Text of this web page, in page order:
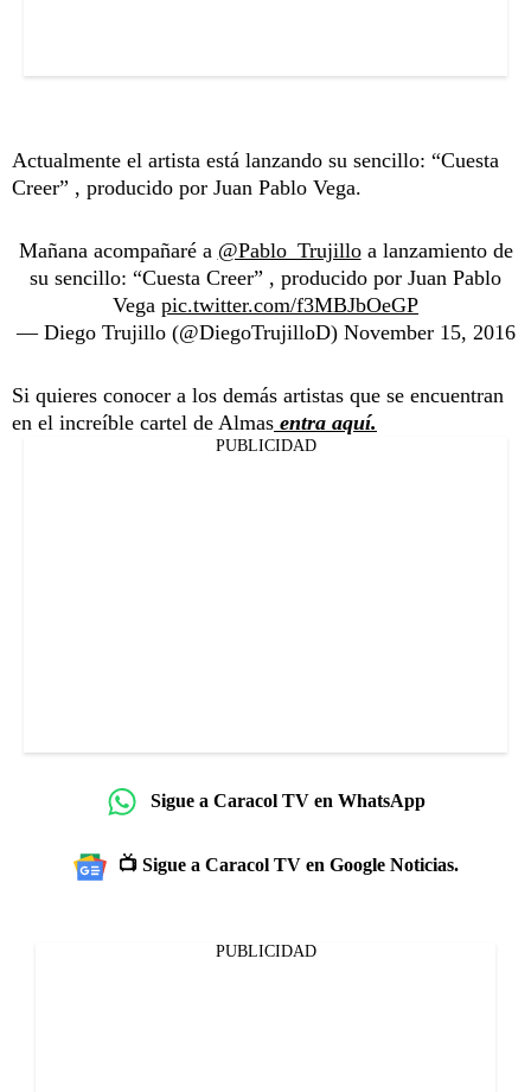
Actualmente el artista está lanzando su sencillo: “Cuesta
Creer” , producido por Juan Pablo Vega.
⁠⁠⁠⁠Mañana acompañaré a @Pablo_Trujilloa lanzamiento de
su sencillo: “Cuesta Creer” , producido por Juan Pablo
Vega pic.twitter.com/f3MBJbOeGP
— Diego Trujillo (@DiegoTrujilloD) November 15, 2016
Si quieres conocer a los demás artistas que se encuentran
en el increíble cartel de Almas entra aquí.
PUBLICIDAD
Sigue a Caracol TV en WhatsApp
📺 Sigue a Caracol TV en Google Noticias.
PUBLICIDAD